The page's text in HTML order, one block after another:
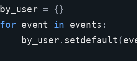
by_user =
{}
for event in events :
by_user. setdefault (